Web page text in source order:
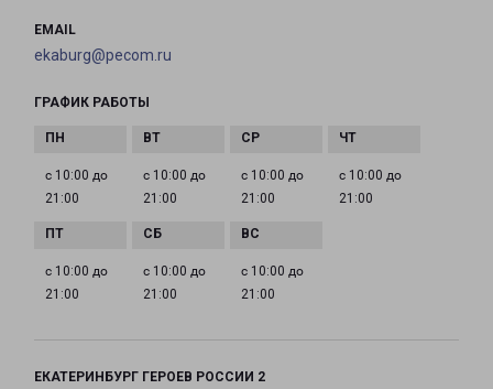
EMAIL
ekaburg@pecom.ru
ГРАФИК РАБОТЫ
с 10:00 до
21:00
с 10:00 до
21:00
с 10:00 до
21:00
с 10:00 до
21:00
с 10:00 до
21:00
с 10:00 до
21:00
с 10:00 до
21:00
ЕКАТЕРИНБУРГ ГЕРОЕВ РОССИИ 2